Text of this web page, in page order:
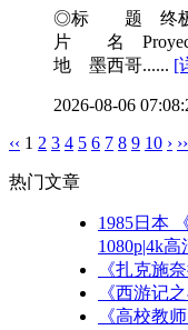
◎标 题 终极
片 名
地 墨西哥...... [
2026-08-06
‹‹ 1 2 3 4 5 6 7 8 9 10 › ››
热门文章
1985日本
1080p|4k高
《扎克施
《西游记
《高校教